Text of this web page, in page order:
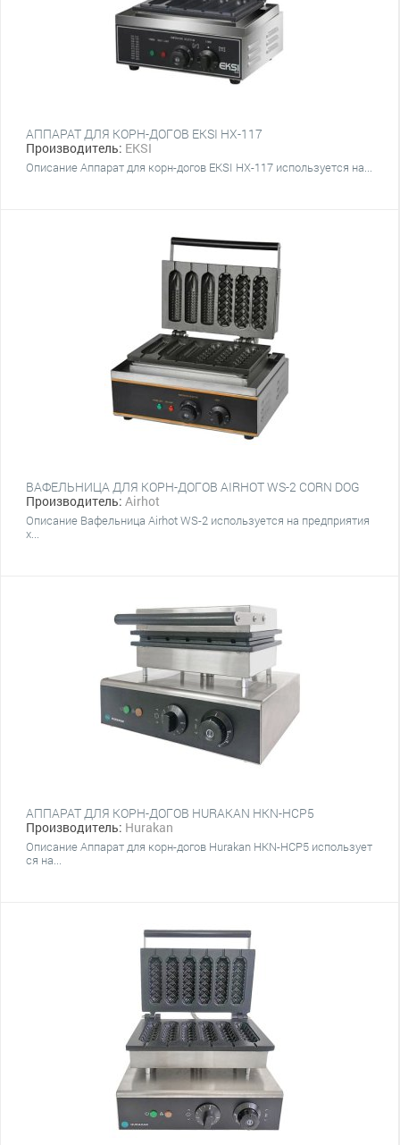
АППАРАТ ДЛЯ КОРН-ДОГОВ EKSI HX-117
Производитель: EKSI
Описание Аппарат для корн-догов EKSI HX-117 используется на...
ВАФЕЛЬНИЦА ДЛЯ КОРН-ДОГОВ AIRHOT WS-2 CORN DOG
Производитель: Airhot
Описание Вафельница Airhot WS-2 используется на предприятия
х...
АППАРАТ ДЛЯ КОРН-ДОГОВ HURAKAN HKN-HCP5
Производитель: Hurakan
Описание Аппарат для корн-догов Hurakan HKN-HCP5 использует
ся на...